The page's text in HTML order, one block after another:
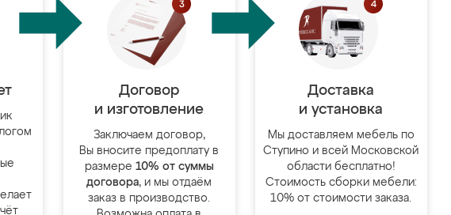
Договор
и изготовление
Заключаем договор,
Вы вносите предоплату в
размере 10% от суммы
договора, и мы отдаём
заказ в производство.
Доставка
и установка
Мы доставляем мебель по
Ступино и всей Московской
области бесплатно!
Стоимость сборки мебели:
10% от стоимости заказа.